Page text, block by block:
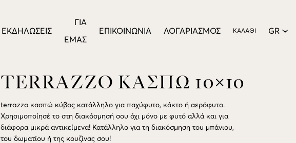
ΕΚΔΗΛΏΣΕΙΣ
ΓΙΑ
ΕΜΆΣ
ΕΠΙΚΟΙΝΩΝΊΑ ΛΟΓΑΡΙΑΣΜΌΣ ΚΑΛΆΘΙ GR
TERRAZZO ΚΑΣΠΩ 10×10
terrazzo κασπώ κύβος κατάλληλο για παχύφυτο, κάκτο ή αερόφυτο.
Χρησιμοποίησέ το στη διακόσμησή σου όχι μόνο με φυτό αλλά και για
διάφορα μικρά αντικείμενα! Κατάλληλο για τη διακόσμηση του μπάνιου,
του δωματίου ή της κουζίνας σου!